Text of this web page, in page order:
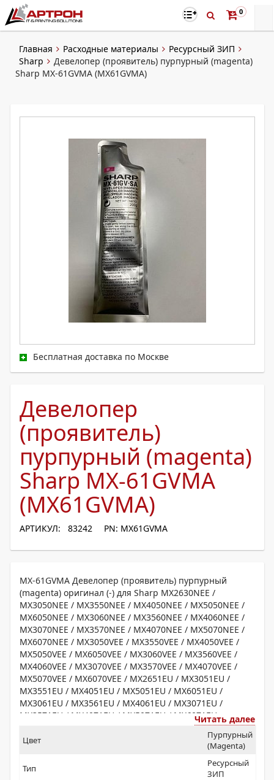
0
Главная Расходные материалы
Ресурсный ЗИП
Sharp
Девелопер (проявитель) пурпурный (magenta)
Sharp MX-61GVMA (MX61GVMA)
Бесплатная доставка по Москве
Девелопер
(проявитель)
пурпурный (magenta)
Sharp MX-61GVMA
(MX61GVMA)
АРТИКУЛ: 83242 PN: MX61GVMA
MX-61GVMA Девелопер (проявитель) пурпурный
(magenta) оригинал (-) для Sharp MX2630NEE /
MX3050NEE / MX3550NEE / MX4050NEE / MX5050NEE /
MX6050NEE / MX3060NEE / MX3560NEE / MX4060NEE /
MX3070NEE / MX3570NEE / MX4070NEE / MX5070NEE /
MX6070NEE / MX3050VEE / MX3550VEE / MX4050VEE /
MX5050VEE / MX6050VEE / MX3060VEE / MX3560VEE /
MX4060VEE / MX3070VEE / MX3570VEE / MX4070VEE /
MX5070VEE / MX6070VEE / MX2651EU / MX3051EU /
MX3551EU / MX4051EU / MX5051EU / MX6051EU /
MX3061EU / MX3561EU / MX4061EU / MX3071EU /
MX3571EU / MX4071EU / MX5071EU / MX6071EUЧитать далее
Цвет
Пурпурный
(Magenta)
Тип
Ресурсный
ЗИП